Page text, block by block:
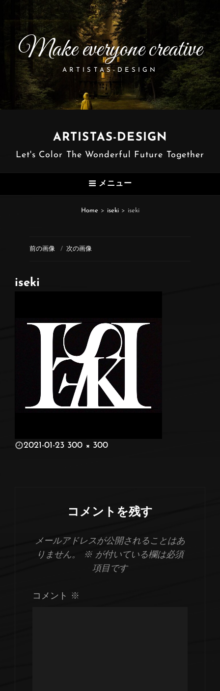
Make everyone creative
ARTISTAS-DESIGN
ARTISTAS-DESIGN
Let's Color The Wonderful Future Together
メニュー
Home > iseki > iseki
前の画像 次の画像
iseki
投2021-01-23 300 × 300
コメントを残す
メールアドレスが公開されることはあ
りません。
※ が付いている欄は必須
項目です
コメント ※